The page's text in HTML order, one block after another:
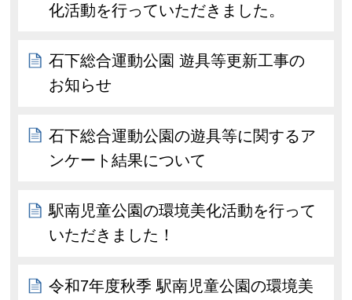
化活動を行っていただきました。
石下総合運動公園 遊具等更新工事の
お知らせ
石下総合運動公園の遊具等に関するア
ンケート結果について
駅南児童公園の環境美化活動を行って
いただきました！
令和7年度秋季 駅南児童公園の環境美